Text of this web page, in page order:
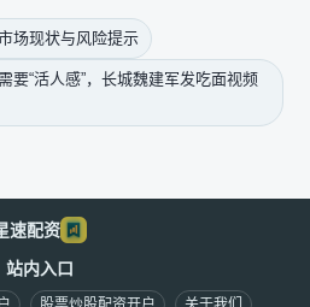
场现状与风险提示
要“活人感”，长城魏建军发吃面视频
速配资
站内入口